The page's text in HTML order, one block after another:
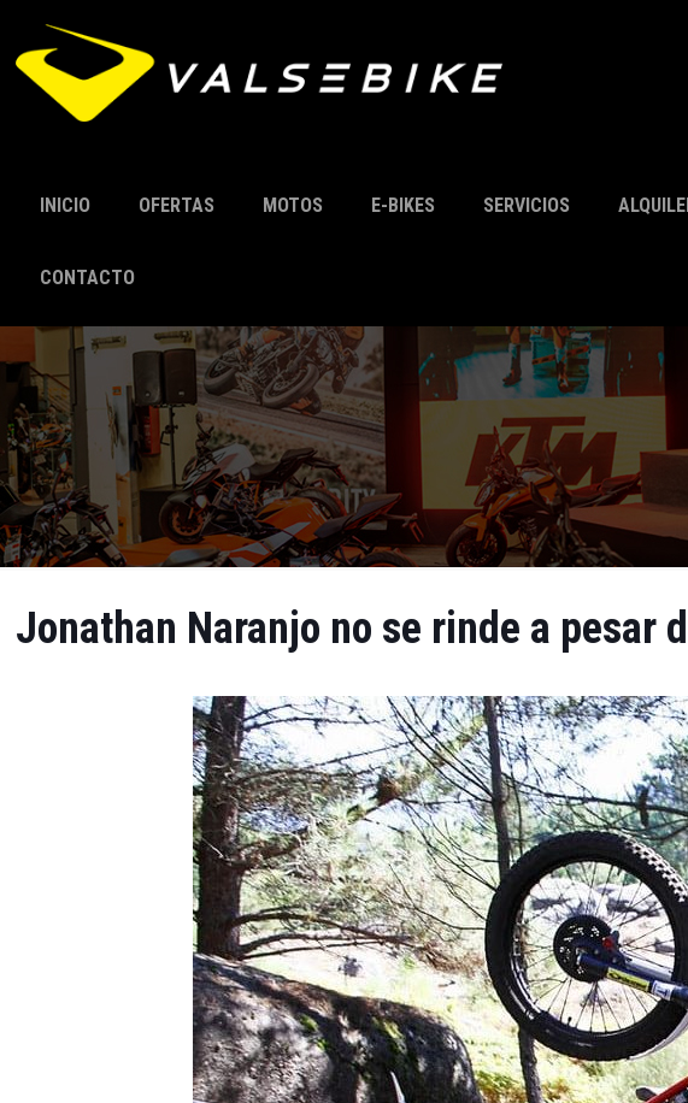
INICIO OFERTAS MOTOS E-BIKES SERVICIOS
CONTACTO
Jonathan Naranjo no se rinde a pesar